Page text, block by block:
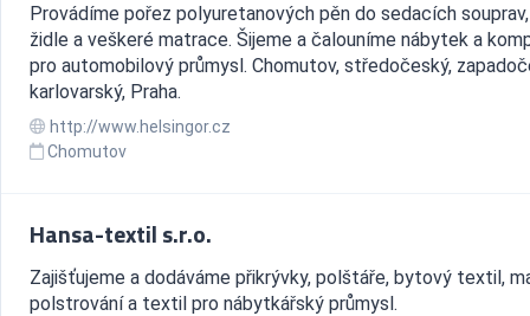
Provádíme pořez polyuretanových pěn do sedacích
židle a veškeré matrace. Šijeme a čalouníme nábytek a
pro automobilový průmysl. Chomutov, středočeský,
karlovarský, Praha.
http://www.helsingor.cz
Chomutov
Hansa-textil s.r.o.
Zajišťujeme a dodáváme přikrývky, polštáře, bytový textil,
polstrování a textil pro nábytkářský průmysl.